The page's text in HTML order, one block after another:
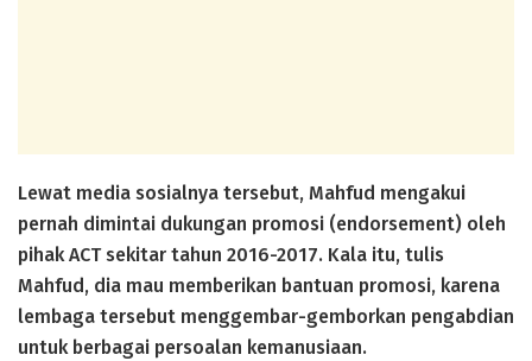
Lewat media sosialnya tersebut, Mahfud mengakui
pernah dimintai dukungan promosi (endorsement) oleh
pihak ACT sekitar tahun 2016-2017. Kala itu, tulis
Mahfud, dia mau memberikan bantuan promosi, karena
lembaga tersebut menggembar-gemborkan pengabdian
untuk berbagai persoalan kemanusiaan.